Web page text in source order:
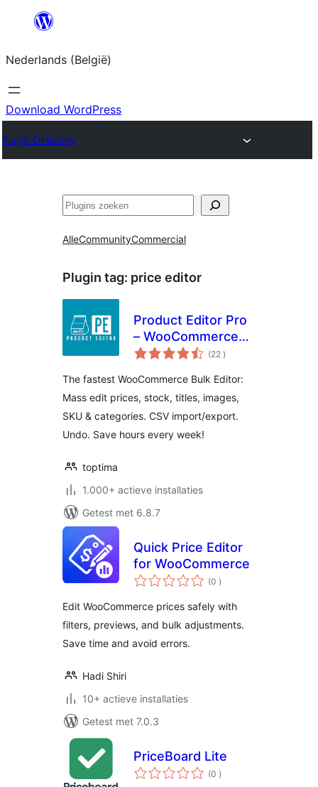
Spring
de
inhoud
Nederlands (België)
Download WordPress
Plugin Directory
Zoeken
AlleCommunityCommercial
Plugin tag: price editor
Product Editor Pro
– WooCommerce
Bulk Edit: Prices,
Titles, CSV Import
& More
(22 aantal
beoordelingen
)
The fastest WooCommerce Bulk Editor:
Mass edit prices, stock, titles, images,
SKU & categories. CSV import/export.
Undo. Save hours every week!
toptima
1.000+ actieve installaties
Getest met 6.8.7
Quick Price Editor
for WooCommerce
(0 aantal
beoordelingen
)
Edit WooCommerce prices safely with
filters, previews, and bulk adjustments.
Save time and avoid errors.
Hadi Shiri
10+ actieve installaties
Getest met 7.0.3
PriceBoard Lite
(0 aantal
beoordelingen
)